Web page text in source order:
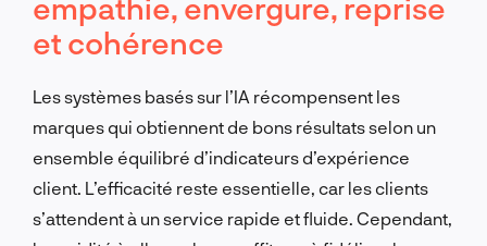
et cohérence
Les systèmes basés sur l’IA récompensent les
marques qui obtiennent de bons résultats selon un
ensemble équilibré d’indicateurs d’expérience
client. L’efficacité reste essentielle, car les clients
s’attendent à un service rapide et fluide. Cependant,